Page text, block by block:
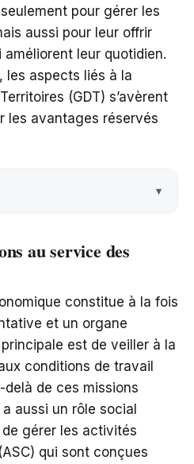
pour gérer les
aussi pour leur offrir
leur quotidien.
les aspects liés à la
(GDT) s’avèrent
les avantages réservés
au service des
constitue à la fois
et un organe
est de veiller à la
conditions de travail
delà de ces missions
aussi un rôle social
gérer les activités
qui sont conçues